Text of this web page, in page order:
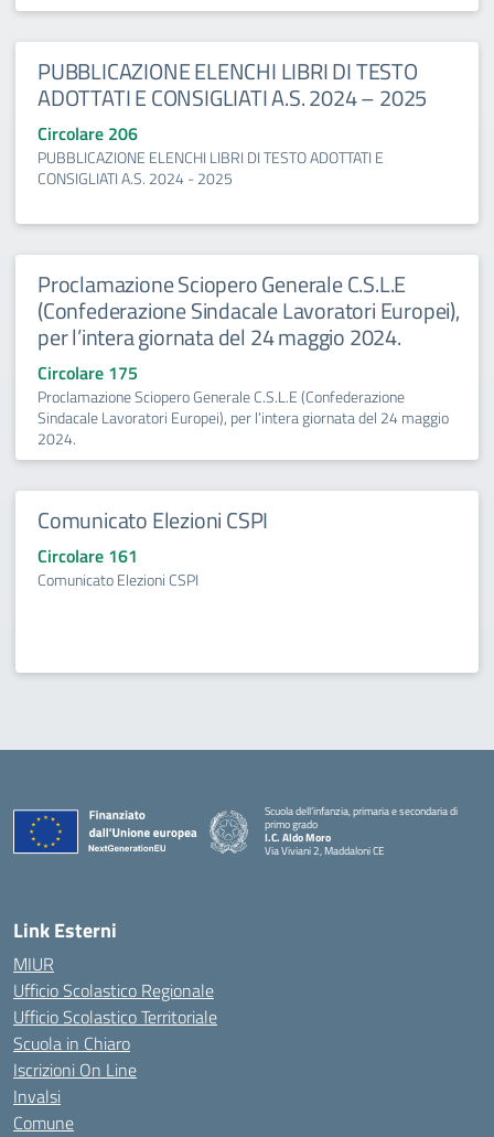
PUBBLICAZIONE ELENCHI LIBRI DI TESTO
ADOTTATI E CONSIGLIATI A.S. 2024 – 2025
Circolare 206
PUBBLICAZIONE ELENCHI LIBRI DI TESTO ADOTTATI E
CONSIGLIATI A.S. 2024 - 2025
Proclamazione Sciopero Generale C.S.L.E
(Confederazione Sindacale Lavoratori Europei),
per l’intera giornata del 24 maggio 2024.
Circolare 175
Proclamazione Sciopero Generale C.S.L.E (Confederazione
Sindacale Lavoratori Europei), per l’intera giornata del 24 maggio
2024.
Comunicato Elezioni CSPI
Circolare 161
Comunicato Elezioni CSPI
Scuola dell’infanzia, primaria e secondaria di
primo grado
I.C. Aldo Moro
Via Viviani 2, Maddaloni CE
Link Esterni
MIUR
Ufficio Scolastico Regionale
Ufficio Scolastico Territoriale
Scuola in Chiaro
Iscrizioni On Line
Invalsi
Comune